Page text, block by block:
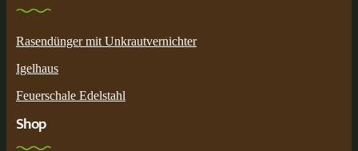
Rasendünger mit Unkrautvernichter
Igelhaus
Feuerschale Edelstahl
Shop